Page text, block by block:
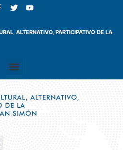
ALTERNATIVO, PARTICIPATIVO DE LA